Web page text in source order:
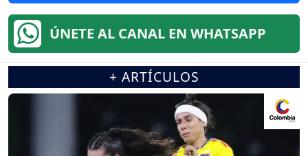
ÚNETE AL CANAL EN WHATSAPP
+ ARTÍCULOS